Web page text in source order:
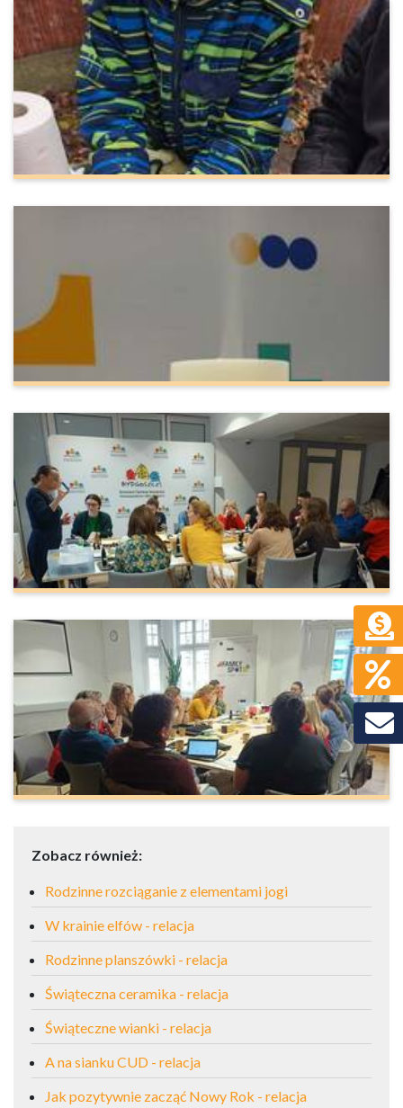
Zobacz również:
Rodzinne rozciąganie z elementami jogi
W krainie elfów - relacja
Rodzinne planszówki - relacja
Świąteczna ceramika - relacja
Świąteczne wianki - relacja
A na sianku CUD - relacja
Jak pozytywnie zacząć Nowy Rok - relacja